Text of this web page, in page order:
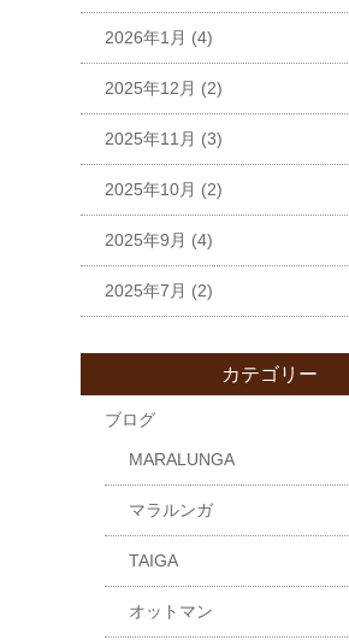
2026年1月 (4)
2025年12月 (2)
2025年11月 (3)
2025年10月 (2)
2025年9月 (4)
2025年7月 (2)
カテゴリー
ブログ
MARALUNGA
マラルンガ
TAIGA
オットマン